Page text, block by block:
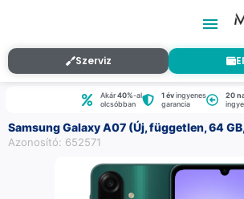
Szerviz
Akár40%-al
olcsóbban
1 évingyenes
garancia
20
Samsung Galaxy A07 (Új, független, 64
Azonosító: 652571